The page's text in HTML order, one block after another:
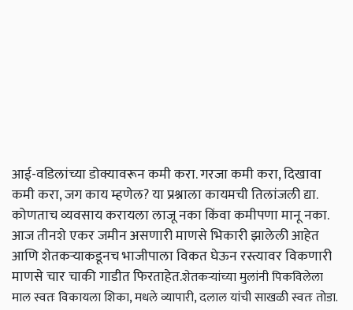
आई-वडिलांच्या डोक्यावरून कमी करा. गरजा कमी करा, दिखावा
कमी करा, जग काय म्हणेल? या प्रश्नाला कायमची तिलांजली द्या.
कोणताच व्यवसाय करायला लाजू नका किंवा कमीपणा मानू नका.
आज तीनशे एकर जमीन असणारी माणसे भिकारी झालेली आहेत
आणि शेतकऱ्याकडूनच भाजीपाला विकत घेऊन रस्त्यावर विकणारी
माणसे चार चाकी गाडीत फिरताहेत.शेतकऱ्यांच्या मुलांनी पिकविलेला
माल स्वतः विकायला शिका, मधले व्यापारी, दलाल यांची साखळी स्वतः तोडा.